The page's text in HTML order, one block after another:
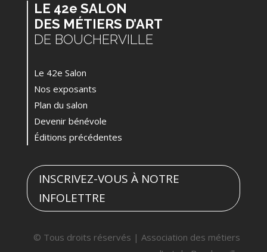
LE 42e SALON
DES MÉTIERS D’ART
DE BOUCHERVILLE
Le 42e Salon
Nos exposants
Plan du salon
Devenir bénévole
Éditions précédentes
INSCRIVEZ-VOUS À NOTRE
INFOLETTRE
© Tous droits réservés | Association des métiers